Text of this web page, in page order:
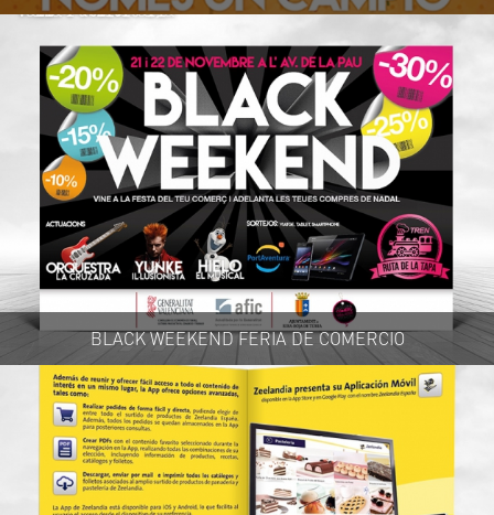
BLACK WEEKEND FERIA DE COMERCIO